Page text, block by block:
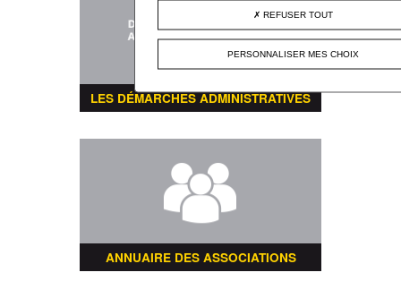
LES DÉMARCHES ADMINISTRATIVES
ANNUAIRE DES ASSOCIATIONS
REFUSER TOUT
PERSONNALISER MES CHOIX